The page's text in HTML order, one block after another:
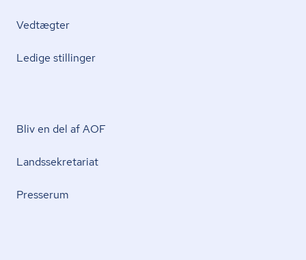
Vedtægter
Ledige stillinger
Bliv en del af AOF
Lands­se­kre­ta­ri­at
Presserum